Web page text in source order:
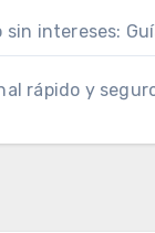
sin intereses:
rápido y